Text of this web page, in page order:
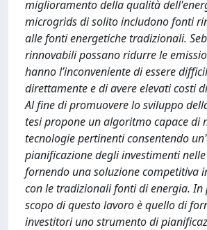
miglioramento della qualità
microgrids di solito includono fonti
alle fonti energetiche tradizionali.
rinnovabili possano ridurre le
hanno l’inconveniente di essere
direttamente e di avere elevati costi
Al fine di promuovere lo sviluppo
tesi propone un algoritmo capace di
tecnologie pertinenti consentendo
pianificazione degli investimenti
fornendo una soluzione competitiva
con le tradizionali fonti di energia.
scopo di questo lavoro è quello di
investitori uno strumento di